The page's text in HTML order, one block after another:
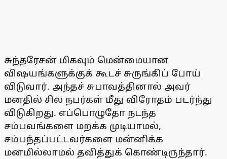
சுந்தரேசன் மிகவும் மென்மையான
விஷயங்களுக்குக் கூடச் சுருங்கிப் போய்
விடுவார். அந்தச் சுபாவத்தினால் அவர்
மனதில் சில நபர்கள் மீது விரோதம் படர்ந்து
விடுகிறது. எப்பொழுதோ நடந்த
சம்பவங்களை மறக்க முடியாமல்,
சம்பந்தப்பட்டவர்களை மன்னிக்க
மனமில்லாமல் தவித்துக் கொண்டிருந்தார்.